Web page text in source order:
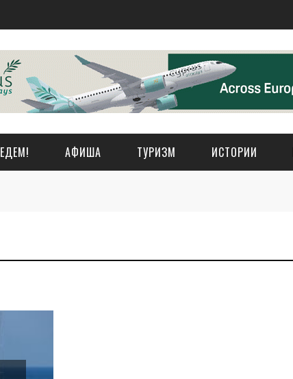
ЕДЕМ! АФИША ТУРИЗМ ИСТОРИИ